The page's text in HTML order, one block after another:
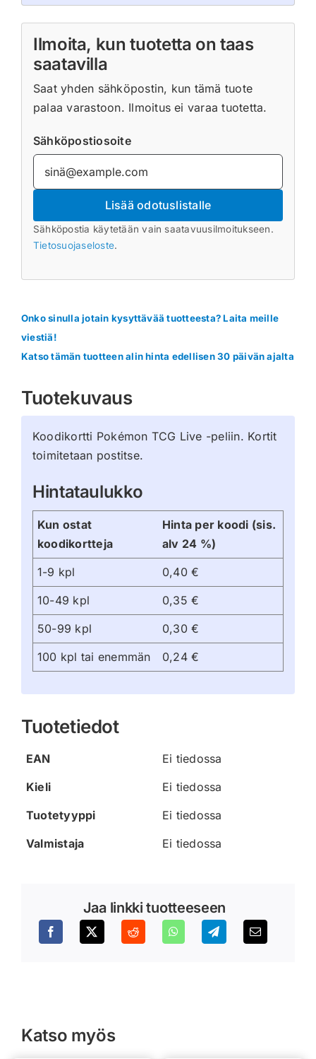
Ilmoita, kun tuotetta on taas
saatavilla
Saat yhden sähköpostin, kun tämä tuote
palaa varastoon. Ilmoitus ei varaa tuotetta.
Sähköpostiosoite
Lisää odotuslistalle
Sähköpostia käytetään vain saatavuusilmoitukseen.
Tietosuojaseloste.
Onko sinulla jotain kysyttävää tuotteesta? Laita meille
viestiä!
Katso tämän tuotteen alin hinta edellisen 30 päivän ajalta
Tuotekuvaus
Koodikortti Pokémon TCG Live -peliin. Kortit
toimitetaan postitse.
Hintataulukko
Kun ostat
koodikortteja
Hinta per koodi (sis.
alv 24 %)
1-9 kpl
0,40 €
10-49 kpl
0,35 €
50-99 kpl
0,30 €
100 kpl tai enemmän
0,24 €
Tuotetiedot
EAN
Ei tiedossa
Kieli
Ei tiedossa
Tuotetyyppi
Ei tiedossa
Valmistaja
Ei tiedossa
Jaa linkki tuotteeseen
Katso myös